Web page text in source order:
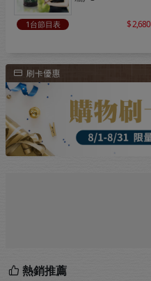
1台節目表 2,680
熱銷推薦